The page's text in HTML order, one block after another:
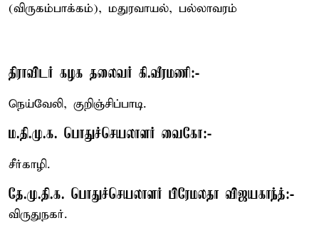
(விருகம்பாக்கம்), மதுரவாயல், பல்லாவரம்
திராவிடர் கழக தலைவர் கி.வீரமணி:-
நெய்வேலி, குறிஞ்சிப்பாடி.
ம.தி.மு.க. பொதுச்செயலாளர் வைகோ:-
சீர்காழி.
தே.மு.தி.க. பொதுச்செயலாளர் பிரேமலதா விஜயகாந்த்:-
விருதுநகர்.